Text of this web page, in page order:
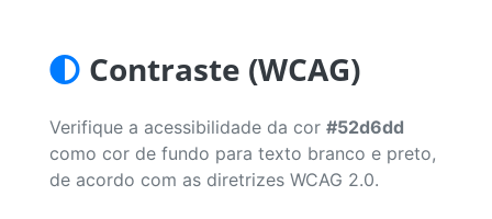
Contraste (WCAG)
Verifique a acessibilidade da cor #52d6dd
como cor de fundo para texto branco e preto,
de acordo com as diretrizes WCAG 2.0.